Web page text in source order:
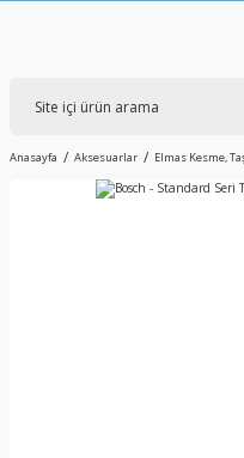
Anasayfa Aksesuarlar Elmas Kesme,